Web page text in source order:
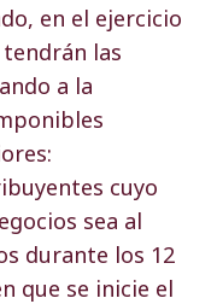
en el ejercicio
las
a la
cuyo
sea al
durante los 12
que se inicie el